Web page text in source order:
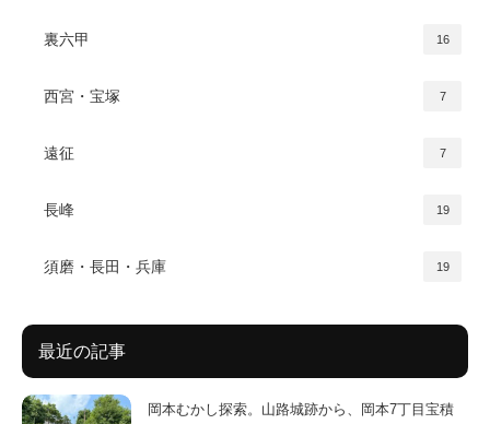
裏六甲 16
西宮・宝塚 7
遠征 7
長峰 19
須磨・長田・兵庫 19
最近の記事
岡本むかし探索。山路城跡から、岡本7丁目宝積